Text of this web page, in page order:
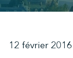
12 février 2016